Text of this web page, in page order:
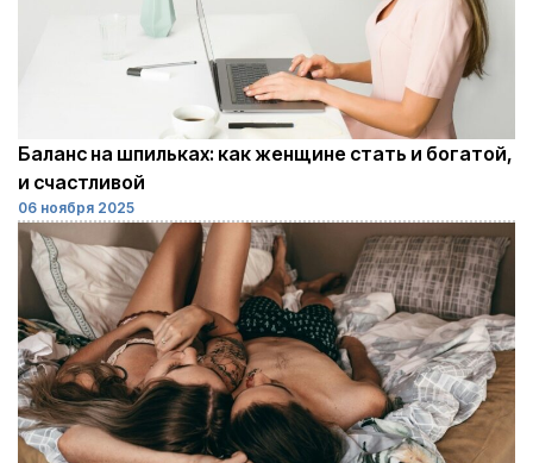
06 ноября 2025
Баланс на шпильках: как женщине стать и богатой,
и счастливой